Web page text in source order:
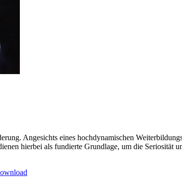
Angesichts eines hochdynamischen
hierbei als fundierte Grundlage, um die Seriosität